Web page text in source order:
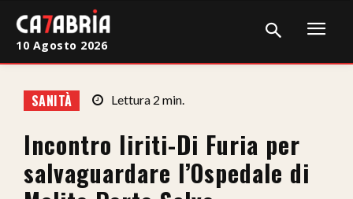
Cronaca
Giudiziaria
Politica
10 Agosto 2026
SANITÀ Lettura 2 min.
Incontro Iiriti-Di Furia per
salvaguardare l’Ospedale di